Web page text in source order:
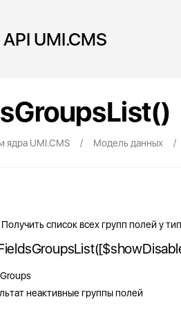
UMI.CMS
ядра UMI.CMS / Модель данных /
список всех групп полей у
неактивные группы полей